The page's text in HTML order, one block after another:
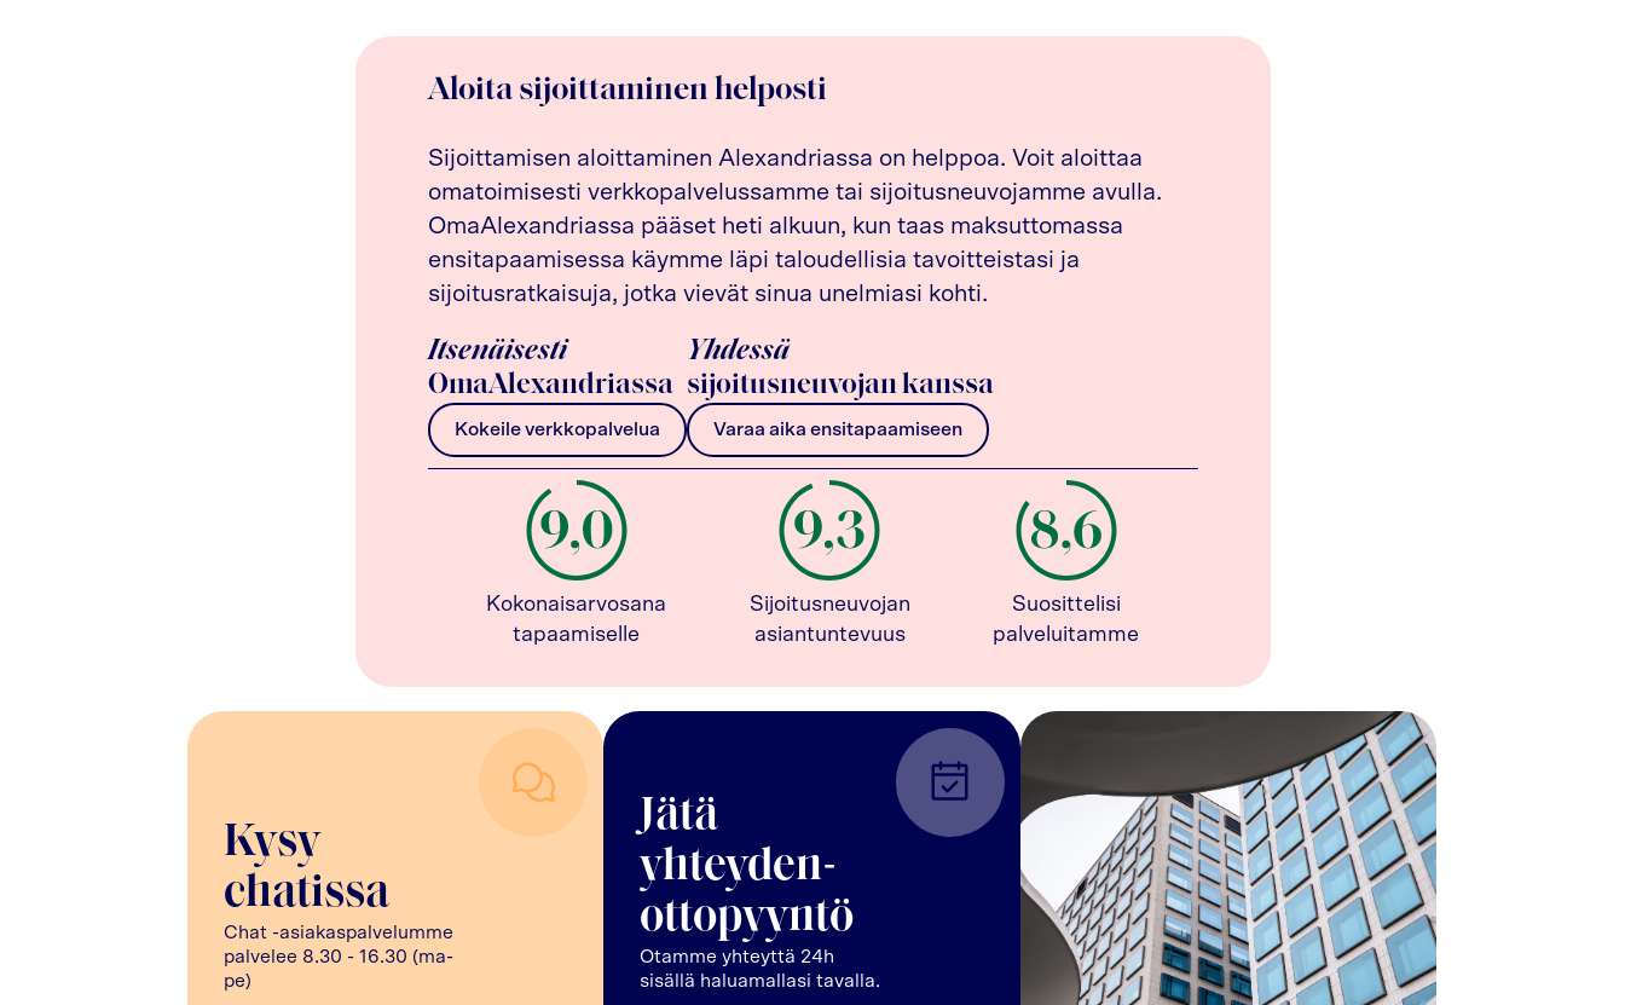
Aloita sijoittaminen helposti
Sijoittamisen aloittaminen Alexandriassa on helppoa. Voit aloittaa
omatoimisesti verkkopalvelussamme tai sijoitusneuvojamme avulla.
OmaAlexandriassa pääset heti alkuun, kun taas maksuttomassa
ensitapaamisessa käymme läpi taloudellisia tavoitteistasi ja
sijoitusratkaisuja, jotka vievät sinua unelmiasi kohti.
Itsenäisesti
OmaAlexandriassa
Kokeile verkkopalvelua
Yhdessä
sijoitusneuvojan kanssa
Varaa aika ensitapaamiseen
Kokonaisarvosana
tapaamiselle
Sijoitusneuvojan
asiantuntevuus
Suosittelisi
palveluitamme
Kysy
chatissa
Chat -asiakaspalvelumme
palvelee 8.30 - 16.30 (ma-
pe)
Jätä
yhteyden-
ottopyyntö
Otamme yhteyttä 24h
sisällä haluamallasi tavalla.